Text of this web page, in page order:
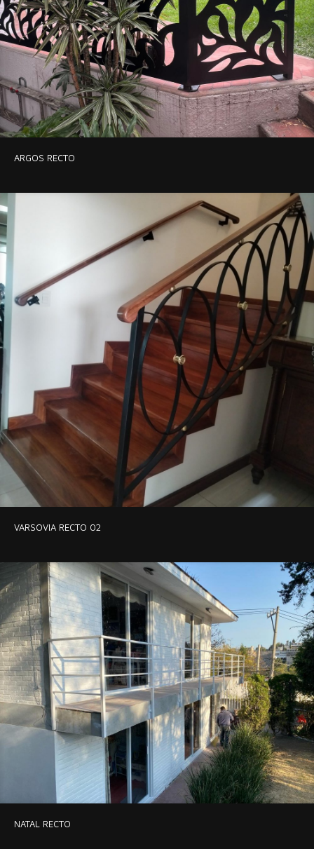
ARGOS RECTO
VARSOVIA RECTO 02
NATAL RECTO